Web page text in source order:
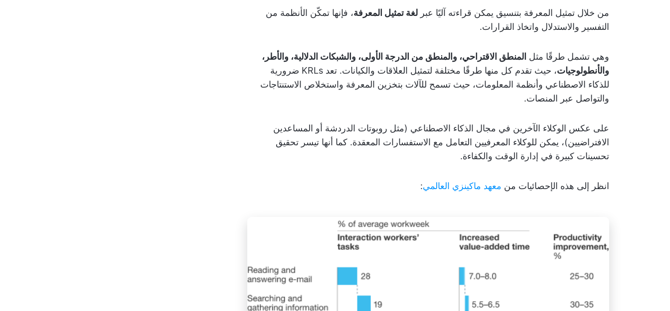
من خلال تمثيل المعرفة بتنسيق يمكن قراءته آليًا عبر لغة تمثيل المعرفة، فإنها تمكّن الأنظمة من
التفسير والاستدلال واتخاذ القرارات.
وهي تشمل طرقًا مثل المنطق الاقتراحي، والمنطق من الدرجة الأولى، والشبكات الدلالية، والأطر،
والأنطولوجيات
، حيث تقدم كل منها طرقًا مختلفة لتمثيل العلاقات والكيانات. تعد KRLs ضرورية
للذكاء الاصطناعي وأنظمة المعلومات، حيث تسمح للآلات بتخزين المعرفة واستخلاص الاستنتاجات
والتواصل عبر المنصات.
على عكس الوكلاء الآخرين في مجال الذكاء الاصطناعي (مثل روبوتات الدردشة أو المساعدين
الافتراضيين)، يمكن للوكلاء المعرفيين التعامل مع الاستفسارات المعقدة. كما أنها تيسر تحقيق
تحسينات كبيرة في إدارة الوقت والكفاءة.
انظر إلى هذه الإحصائيات من معهد ماكينزي العالمي: